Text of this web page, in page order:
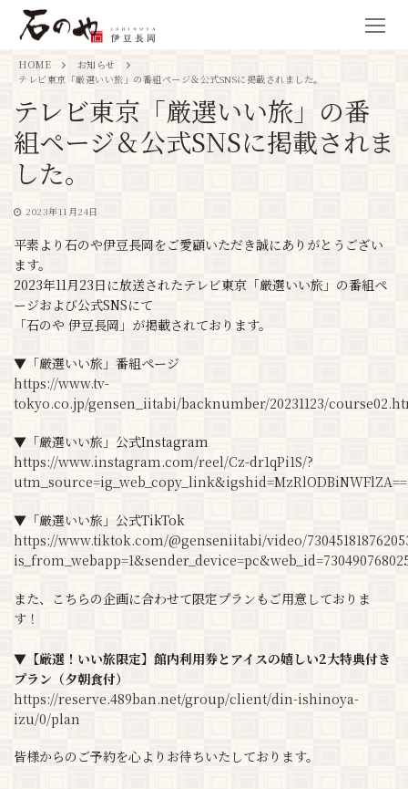
HOME
お知らせ
テレビ東京「厳選いい旅」の番組ページ＆公式SNSに掲載されました。
テレビ東京「厳選いい旅」の番
組ページ＆公式SNSに掲載されま
した。
2023年11月24日
平素より石のや伊豆長岡をご愛顧いただき誠にありがとうござい
ます。
2023年11月23日に放送されたテレビ東京「厳選いい旅」の番組ペ
ージおよび公式SNSにて
「石のや 伊豆長岡」が掲載されております。
▼「厳選いい旅」番組ページ
https://www.tv-
tokyo.co.jp/gensen_iitabi/backnumber/20231123/
▼「厳選いい旅」公式Instagram
https://www.instagram.com/reel/Cz-dr1qPi1S/?
utm_source=ig_web_copy_link&igshid=MzRlODBiNWFlZA==
▼「厳選いい旅」公式TikTok
https://www.tiktok.com/@genseniitabi/video/
また、こちらの企画に合わせて限定プランもご用意しておりま
す！
▼【厳選！いい旅限定】館内利用券とアイスの嬉しい2大特典付き
プラン（夕朝食付）
https://reserve.489ban.net/group/client/din-ishinoya-
izu/0/plan
皆様からのご予約を心よりお待ちいたしております。